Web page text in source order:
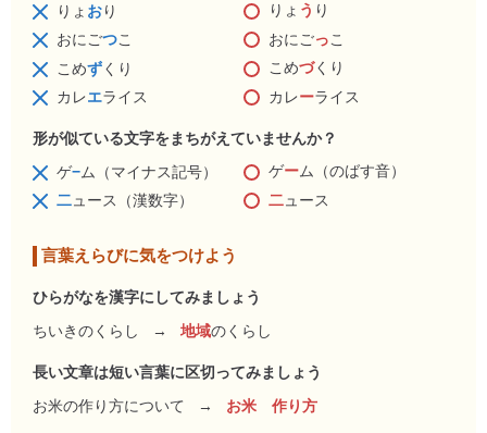
りょ おり りょ う り
おにごつこ おにごっこ
こめずくり こめづくり
カレエライス カレーライス
形が似ている文字をまちがえていませんか？
ゲ−ム（マイナス記号） ゲーム（のばす音）
二ュース（漢数字） 二ュース
言葉えらびに気をつけよう
ひらがなを漢字にしてみましょう
ちいきのくらし
→ 地域のくらし
長い文章は短い言葉に区切ってみましょう
お米の作り方について
→ お米 作り方